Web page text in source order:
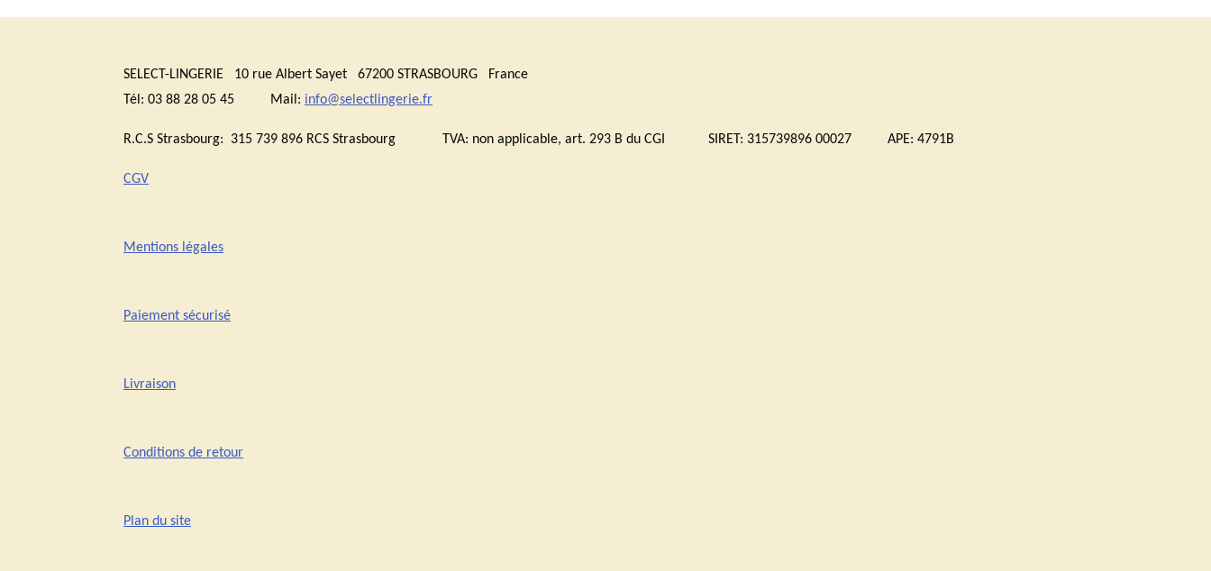
SELECT-LINGERIE 10 rue Albert Sayet 67200 STRASBOURG France
Tél: 03 88 28 05 45 Mail: info@selectlingerie.fr
R.C.S Strasbourg: 315 739 896 RCS Strasbourg TVA: non applicable, art. 293 B du CGI SIRET: 315739896 00027 APE: 4791B
CGV
Mentions légales
Paiement sécurisé
Livraison
Conditions de retour
Plan du site